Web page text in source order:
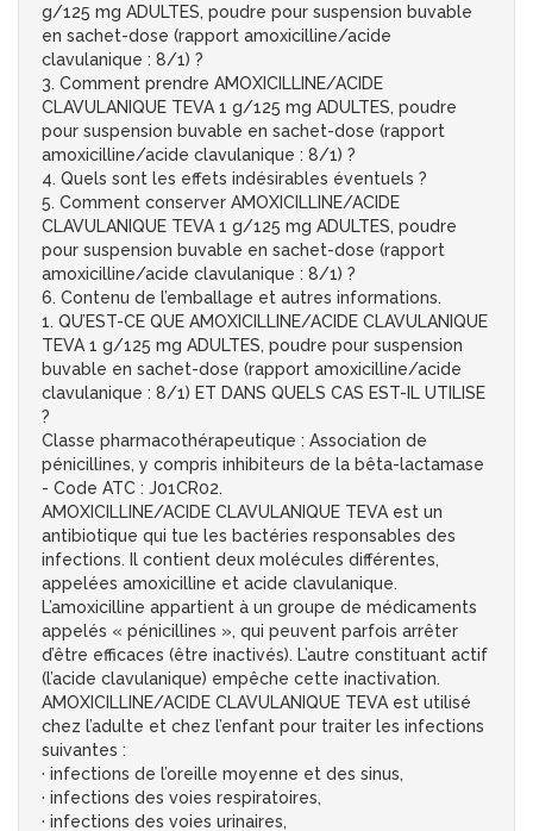
g/125 mg ADULTES, poudre pour suspension buvable
en sachet-dose (rapport amoxicilline/acide
clavulanique : 8/1) ?
3. Comment prendre AMOXICILLINE/ACIDE
CLAVULANIQUE TEVA 1 g/125 mg ADULTES, poudre
pour suspension buvable en sachet-dose (rapport
amoxicilline/acide clavulanique : 8/1) ?
4. Quels sont les effets indésirables éventuels ?
5. Comment conserver AMOXICILLINE/ACIDE
CLAVULANIQUE TEVA 1 g/125 mg ADULTES, poudre
pour suspension buvable en sachet-dose (rapport
amoxicilline/acide clavulanique : 8/1) ?
6. Contenu de l’emballage et autres informations.
1. QU’EST-CE QUE AMOXICILLINE/ACIDE CLAVULANIQUE
TEVA 1 g/125 mg ADULTES, poudre pour suspension
buvable en sachet-dose (rapport amoxicilline/acide
clavulanique : 8/1) ET DANS QUELS CAS EST-IL UTILISE
?
Classe pharmacothérapeutique : Association de
pénicillines, y compris inhibiteurs de la bêta-lactamase
- Code ATC : J01CR02.
AMOXICILLINE/ACIDE CLAVULANIQUE TEVA est un
antibiotique qui tue les bactéries responsables des
infections. Il contient deux molécules différentes,
appelées amoxicilline et acide clavulanique.
L’amoxicilline appartient à un groupe de médicaments
appelés « pénicillines », qui peuvent parfois arrêter
d’être efficaces (être inactivés). L’autre constituant actif
(l’acide clavulanique) empêche cette inactivation.
AMOXICILLINE/ACIDE CLAVULANIQUE TEVA est utilisé
chez l’adulte et chez l’enfant pour traiter les infections
suivantes :
· infections de l’oreille moyenne et des sinus,
· infections des voies respiratoires,
· infections des voies urinaires,